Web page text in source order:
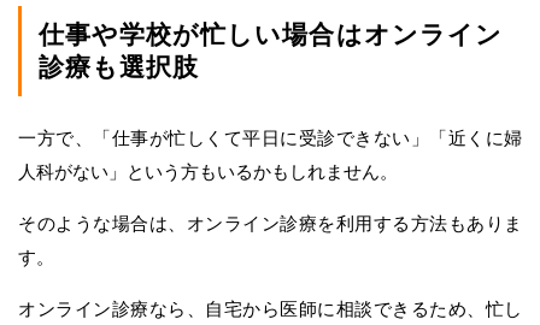
仕事や学校が忙しい場合はオンライン
診療も選択肢
一方で、「仕事が忙しくて平日に受診できない」「近くに婦
人科がない」という方もいるかもしれません。
そのような場合は、オンライン診療を利用する方法もありま
す。
オンライン診療なら、自宅から医師に相談できるため、忙し